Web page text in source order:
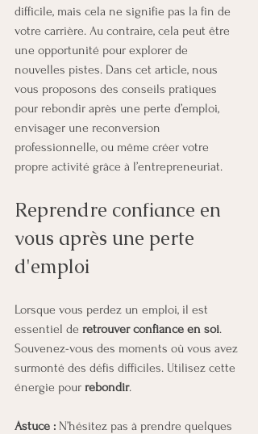
difficile, mais cela ne signifie pas la fin de
votre carrière. Au contraire, cela peut être
une opportunité pour explorer de
nouvelles pistes. Dans cet article, nous
vous proposons des conseils pratiques
pour rebondir après une perte d’emploi,
envisager une reconversion
professionnelle, ou même créer votre
propre activité grâce à l’entrepreneuriat.
Reprendre confiance en
vous après une perte
d'emploi
Lorsque vous perdez un emploi, il est
essentiel de retrouver confiance en soi.
Souvenez-vous des moments où vous avez
surmonté des défis difficiles. Utilisez cette
énergie pour rebondir.
Astuce : N’hésitez pas à prendre quelques